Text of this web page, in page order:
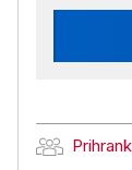
Prihranki za